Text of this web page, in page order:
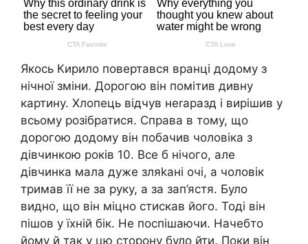
Якось Кирило повертався вранці додому з
нічної зміни. Дорогою він помітив дивну
картину. Хлопець відчув неrаразд і вирішив у
всьому розібратися. Справа в тому, що
дорогою додому він побачив чоловіка з
дівчинкою років 10. Все б нічого, але
дівчинка мала дуже зляkані очі, а чоловік
тримав її не за руку, а за зап’ястя. Було
видно, що він міцно стискав його. Тоді він
пішов у їхній бік. Не поспішаючи. Начебто
йому й так у цю сторону було йти. Поки він